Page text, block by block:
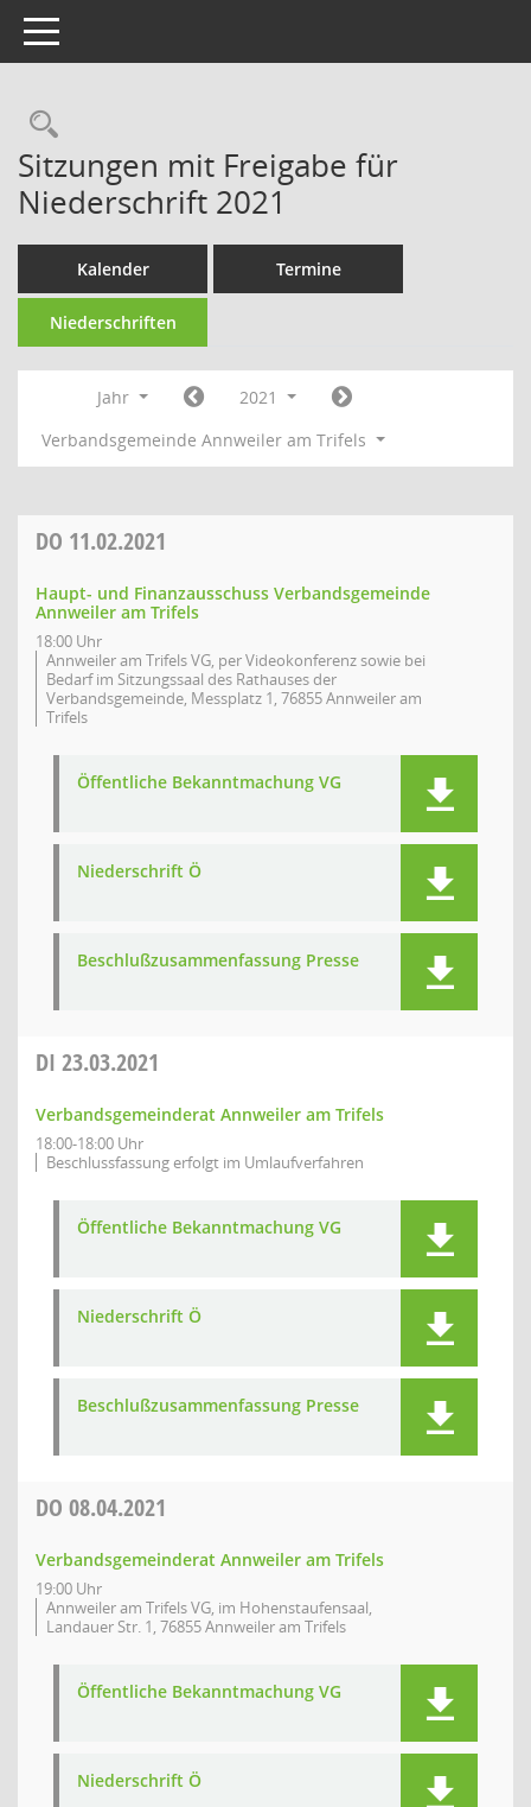
Toggle navigation
Rechercheauswahl
Sitzungen mit Freigabe für
Niederschrift 2021
Kalender Termine
Niederschriften
Jahr
2021
Verbandsgemeinde Annweiler am Trifels
DO 11.02.2021
Haupt- und Finanzausschuss Verbandsgemeinde
Annweiler am Trifels
18:00 Uhr
Annweiler am Trifels VG, per Videokonferenz sowie bei
Bedarf im Sitzungssaal des Rathauses der
Verbandsgemeinde, Messplatz 1, 76855 Annweiler am
Trifels
Öffentliche Bekanntmachung VG
Niederschrift Ö
Beschlußzusammenfassung Presse
DI 23.03.2021
Verbandsgemeinderat Annweiler am Trifels
18:00-18:00 Uhr
Beschlussfassung erfolgt im Umlaufverfahren
Öffentliche Bekanntmachung VG
Niederschrift Ö
Beschlußzusammenfassung Presse
DO 08.04.2021
Verbandsgemeinderat Annweiler am Trifels
19:00 Uhr
Annweiler am Trifels VG, im Hohenstaufensaal,
Landauer Str. 1, 76855 Annweiler am Trifels
Öffentliche Bekanntmachung VG
Niederschrift Ö